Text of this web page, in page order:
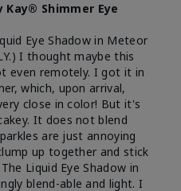
Shimmer Eye
Eye Shadow in Meteor
I thought maybe this
even remotely. I got it in
which, upon arrival,
close in color! But it's
It does not blend
are just annoying
up together and stick
Liquid Eye Shadow in
blend-able and light. I